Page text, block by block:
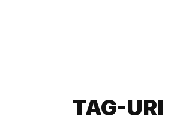
TAG-URI